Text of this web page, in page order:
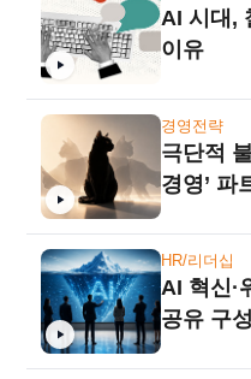
AI 시대,
이유
경영전략
극단적
경영’ 파
HR/리더십
AI 혁신·
공유 구